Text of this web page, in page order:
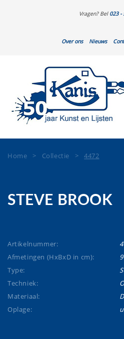
Vragen? Bel 023 -
Over ons Nieuws
Home > Collectie >4472
STEVE BROOK
Artikelnummer:
Afmetingen (HxBxD in cm):
Type:
Techniek:
Materiaal:
Oplage: